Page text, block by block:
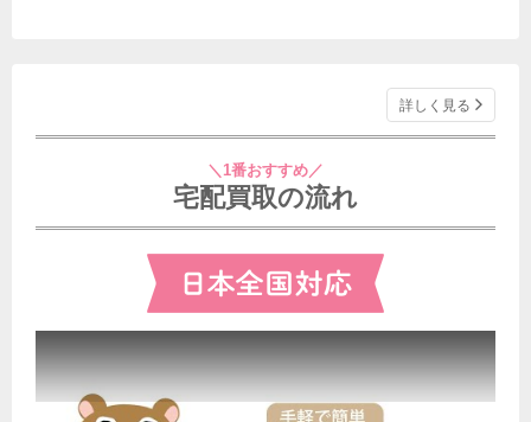
詳しく見る
＼1番おすすめ／
宅配買取の流れ